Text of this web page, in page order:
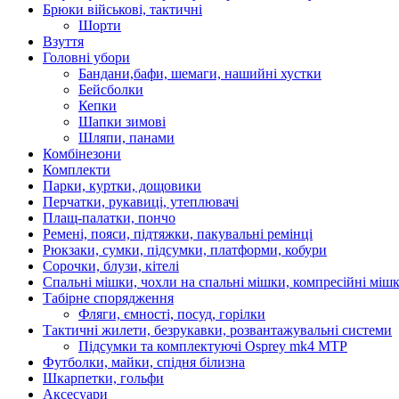
Брюки військові, тактичні
Шорти
Взуття
Головні убори
Бандани,бафи, шемаги, нашийні хустки
Бейсболки
Кепки
Шапки зимові
Шляпи, панами
Комбінезони
Комплекти
Парки, куртки, дощовики
Перчатки, рукавиці, утеплювачі
Плащ-палатки, пончо
Ремені, пояси, підтяжки, пакувальні ремінці
Рюкзаки, сумки, підсумки, платформи, кобури
Сорочки, блузи, кітелі
Спальні мішки, чохли на спальні мішки, компресійні
Табірне спорядження
Фляги, ємності, посуд, горілки
Тактичні жилети, безрукавки, розвантажувальні системи
Підсумки та комплектуючі Osprey mk4 MTP
Футболки, майки, спідня білизна
Шкарпетки, гольфи
Аксесуари